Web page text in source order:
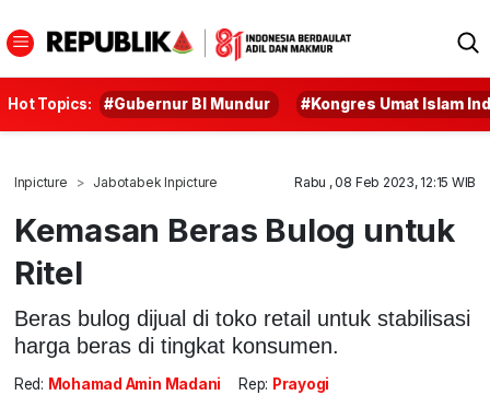
Hot Topics: #Gubernur BI Mundur #Kongres Umat Islam
Inpicture Jabotabek Inpicture Rabu , 08 Feb 2023, 12:15 WIB
Kemasan Beras Bulog untuk
Ritel
Beras bulog dijual di toko retail untuk stabilisasi
harga beras di tingkat konsumen.
Red: Mohamad Amin Madani Rep: Prayogi